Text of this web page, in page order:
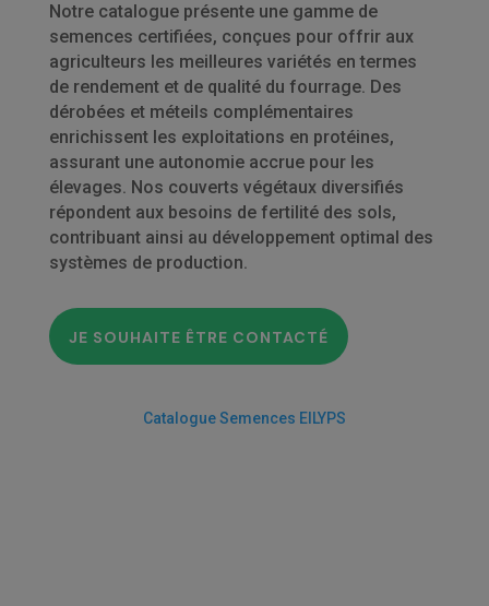
Notre catalogue présente une gamme de
semences certifiées, conçues pour offrir aux
agriculteurs les meilleures variétés en termes
de rendement et de qualité du fourrage. Des
dérobées et méteils complémentaires
enrichissent les exploitations en protéines,
assurant une autonomie accrue pour les
élevages. Nos couverts végétaux diversifiés
répondent aux besoins de fertilité des sols,
contribuant ainsi au développement optimal des
systèmes de production.
JE SOUHAITE ÊTRE CONTACTÉ
Catalogue Semences EILYPS